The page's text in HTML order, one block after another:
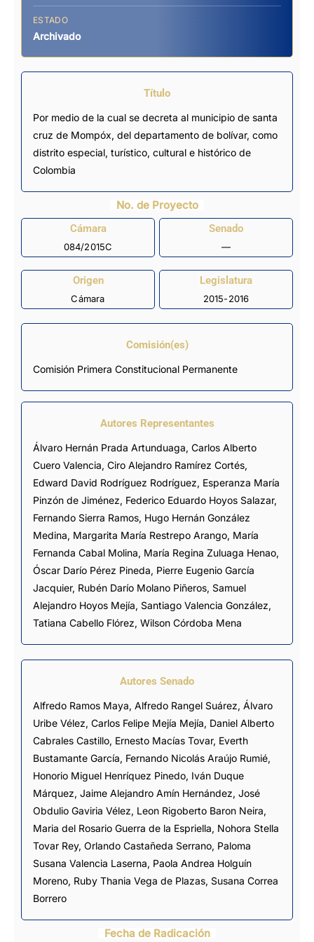
ESTADO
Archivado
Título
Por medio de la cual se decreta al municipio de santa
cruz de Mompóx, del departamento de bolívar, como
distrito especial, turístico, cultural e histórico de
Colombia
No. de Proyecto
Cámara
084/2015C
Senado
—
Origen
Cámara
Legislatura
2015-2016
Comisión(es)
Comisión Primera Constitucional Permanente
Autores Representantes
Álvaro Hernán Prada Artunduaga, Carlos Alberto
Cuero Valencia, Ciro Alejandro Ramírez Cortés,
Edward David Rodríguez Rodríguez, Esperanza María
Pinzón de Jiménez, Federico Eduardo Hoyos Salazar,
Fernando Sierra Ramos, Hugo Hernán González
Medina, Margarita María Restrepo Arango, María
Fernanda Cabal Molina, María Regina Zuluaga Henao,
Óscar Darío Pérez Pineda, Pierre Eugenio García
Jacquier, Rubén Darío Molano Piñeros, Samuel
Alejandro Hoyos Mejía, Santiago Valencia González,
Tatiana Cabello Flórez, Wilson Córdoba Mena
Autores Senado
Alfredo Ramos Maya, Alfredo Rangel Suárez, Álvaro
Uribe Vélez, Carlos Felipe Mejía Mejía, Daniel Alberto
Cabrales Castillo, Ernesto Macías Tovar, Everth
Bustamante García, Fernando Nicolás Araújo Rumié,
Honorio Miguel Henríquez Pinedo, Iván Duque
Márquez, Jaime Alejandro Amín Hernández, José
Obdulio Gaviria Vélez, Leon Rigoberto Baron Neira,
Maria del Rosario Guerra de la Espriella, Nohora Stella
Tovar Rey, Orlando Castañeda Serrano, Paloma
Susana Valencia Laserna, Paola Andrea Holguín
Moreno, Ruby Thania Vega de Plazas, Susana Correa
Borrero
Fecha de Radicación